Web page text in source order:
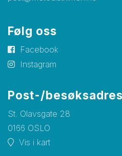
Følg oss
Facebook
Instagram
Post-/
St. Olavsgate 28
0166 OSLO
Vis i kart